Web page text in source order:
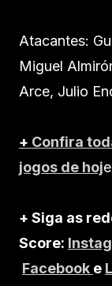
Atacantes:
Miguel
Arce, Julio
+ Confira
jogos de hoje
+ Siga as
Score:
Facebook e